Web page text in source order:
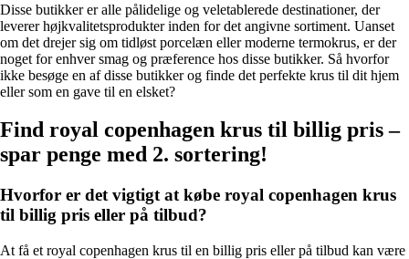
Disse butikker er alle pålidelige og veletablerede destinationer, der
leverer højkvalitetsprodukter inden for det angivne sortiment. Uanset
om det drejer sig om tidløst porcelæn eller moderne termokrus, er der
noget for enhver smag og præference hos disse butikker. Så hvorfor
ikke besøge en af ​​disse butikker og finde det perfekte krus til dit hjem
eller som en gave til en elsket?
Find royal copenhagen krus til billig pris –
spar penge med 2. sortering!
Hvorfor er det vigtigt at købe royal copenhagen krus
til billig pris eller på tilbud?
At få et royal copenhagen krus til en billig pris eller på tilbud kan være